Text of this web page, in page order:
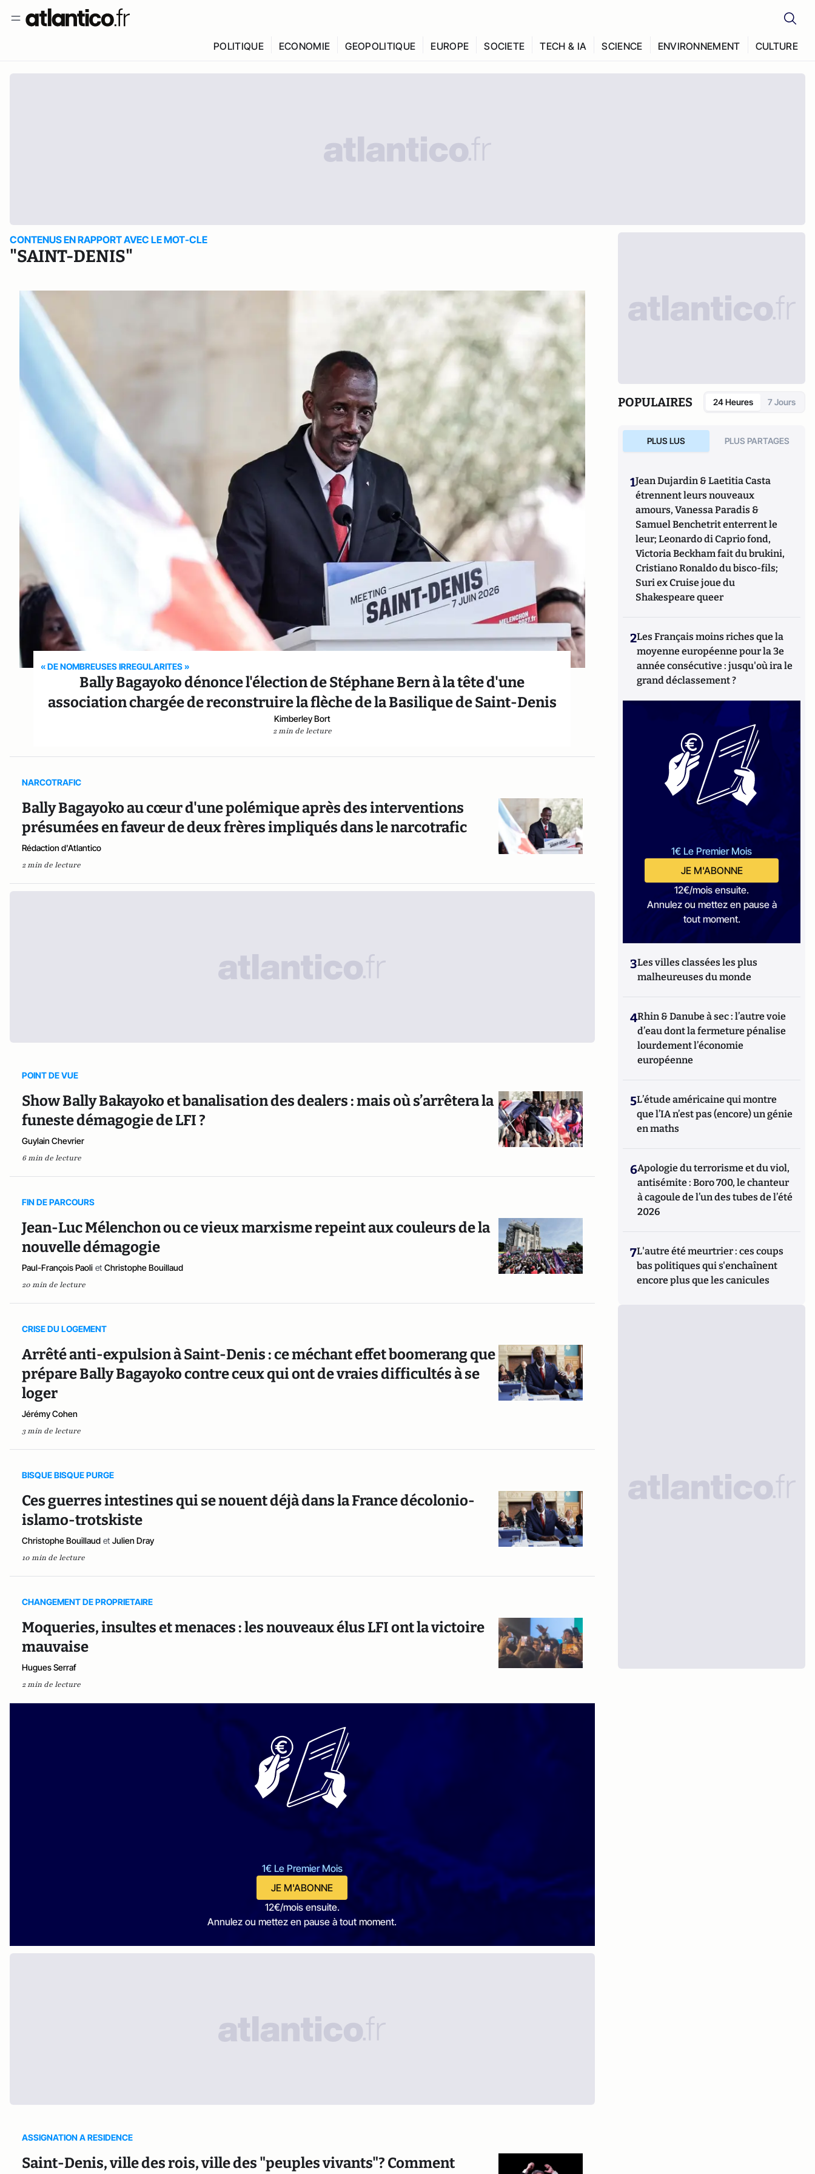
POLITIQUE ECONOMIE GEOPOLITIQUE EUROPE SOCIETE TECH & IA SCIENCE ENVIRONNEMENT CULTURE
CONTENUS EN RAPPORT AVEC LE MOT-CLE
"SAINT-DENIS"
« DE NOMBREUSES IRREGULARITES »
Bally Bagayoko dénonce l'élection de Stéphane Bern à la tête d'une
association chargée de reconstruire la flèche de la Basilique de Saint-Denis
Kimberley Bort
2 min de lecture
NARCOTRAFIC
Bally Bagayoko au cœur d'une polémique après des interventions
présumées en faveur de deux frères impliqués dans le narcotrafic
Rédaction d'Atlantico
2 min de lecture
POINT DE VUE
Show Bally Bakayoko et banalisation des dealers : mais où s’arrêtera la
funeste démagogie de LFI ?
Guylain Chevrier
6 min de lecture
FIN DE PARCOURS
Jean-Luc Mélenchon ou ce vieux marxisme repeint aux couleurs de la
nouvelle démagogie
Paul-François Paoli et Christophe Bouillaud
20 min de lecture
CRISE DU LOGEMENT
Arrêté anti-expulsion à Saint-Denis : ce méchant effet boomerang que
prépare Bally Bagayoko contre ceux qui ont de vraies difficultés à se
loger
Jérémy Cohen
3 min de lecture
BISQUE BISQUE PURGE
Ces guerres intestines qui se nouent déjà dans la France décolonio-
islamo-trotskiste
Christophe Bouillaud et Julien Dray
10 min de lecture
CHANGEMENT DE PROPRIETAIRE
Moqueries, insultes et menaces : les nouveaux élus LFI ont la victoire
mauvaise
Hugues Serraf
2 min de lecture
1€ Le Premier Mois
JE M'ABONNE
12€/mois ensuite.
Annulez ou mettez en pause à tout moment.
ASSIGNATION A RESIDENCE
Saint-Denis, ville des rois, ville des "peuples vivants"? Comment
POPULAIRES 24 Heures 7 Jours
PLUS LUS PLUS PARTAGES
1Jean Dujardin & Laetitia Casta
étrennent leurs nouveaux
amours, Vanessa Paradis &
Samuel Benchetrit enterrent le
leur; Leonardo di Caprio fond,
Victoria Beckham fait du brukini,
Cristiano Ronaldo du bisco-fils;
Suri ex Cruise joue du
Shakespeare queer
2Les Français moins riches que la
moyenne européenne pour la 3e
année consécutive : jusqu'où ira le
grand déclassement ?
1€ Le Premier Mois
JE M'ABONNE
12€/mois ensuite.
Annulez ou mettez en pause à
tout moment.
3Les villes classées les plus
malheureuses du monde
4Rhin & Danube à sec : l’autre voie
d’eau dont la fermeture pénalise
lourdement l’économie
européenne
5L’étude américaine qui montre
que l’IA n’est pas (encore) un génie
en maths
6Apologie du terrorisme et du viol,
antisémite : Boro 700, le chanteur
à cagoule de l’un des tubes de l’été
2026
7L'autre été meurtrier : ces coups
bas politiques qui s'enchaînent
encore plus que les canicules